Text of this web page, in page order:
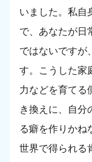
いました。私自
で、あなたが日
ではないですが
す。こうした家
力などを育てる
き換えに、自分
る癖を作りかね
世界で得られる